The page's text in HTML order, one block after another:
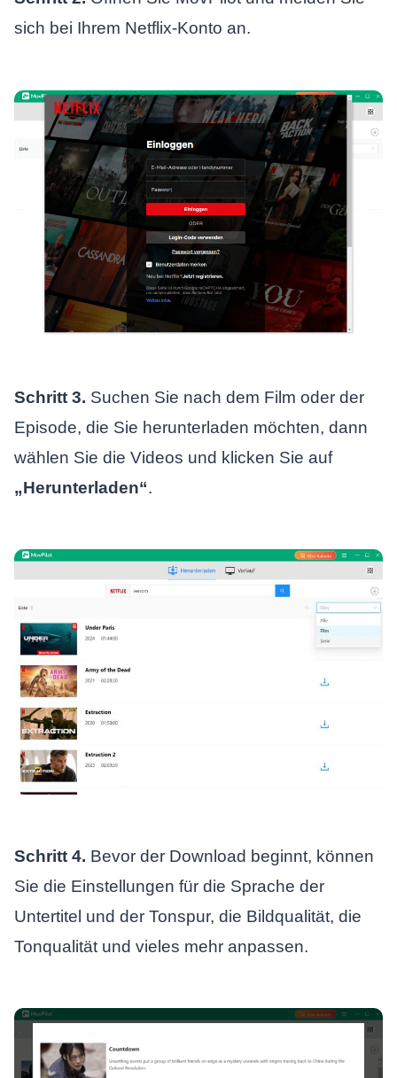
sich bei Ihrem Netflix-Konto an.
Schritt 3. Suchen Sie nach dem Film oder der
Episode, die Sie herunterladen möchten, dann
wählen Sie die Videos und klicken Sie auf
„Herunterladen“.
Schritt 4. Bevor der Download beginnt, können
Sie die Einstellungen für die Sprache der
Untertitel und der Tonspur, die Bildqualität, die
Tonqualität und vieles mehr anpassen.